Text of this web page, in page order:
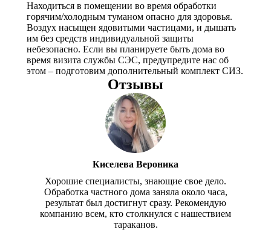
Находиться в помещении во время обработки
горячим/холодным туманом опасно для здоровья.
Воздух насыщен ядовитыми частицами, и дышать
им без средств индивидуальной защиты
небезопасно. Если вы планируете быть дома во
время визита службы СЭС, предупредите нас об
этом – подготовим дополнительный комплект СИЗ.
Отзывы
Киселева Вероника
Хорошие специалисты, знающие свое дело.
Обработка частного дома заняла около часа,
результат был достигнут сразу. Рекомендую
компанию всем, кто столкнулся с нашествием
тараканов.